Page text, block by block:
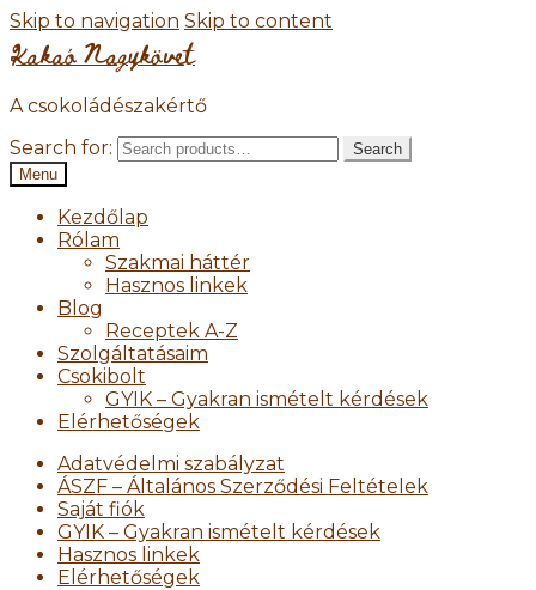
Skip to navigation Skip to content
Kakaó Nagykövet
A csokoládészakértő
Search for:
Search
Menu
Kezdőlap
Rólam
Szakmai háttér
Hasznos linkek
Blog
Receptek A-Z
Szolgáltatásaim
Csokibolt
GYIK – Gyakran ismételt kérdések
Elérhetőségek
Adatvédelmi szabályzat
ÁSZF – Általános Szerződési Feltételek
Saját fiók
GYIK – Gyakran ismételt kérdések
Hasznos linkek
Elérhetőségek